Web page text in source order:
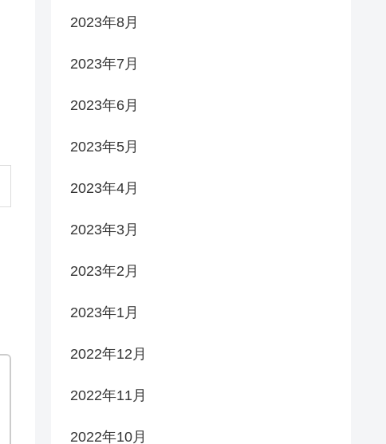
2023年8月
2023年7月
2023年6月
2023年5月
2023年4月
2023年3月
2023年2月
2023年1月
2022年12月
2022年11月
2022年10月